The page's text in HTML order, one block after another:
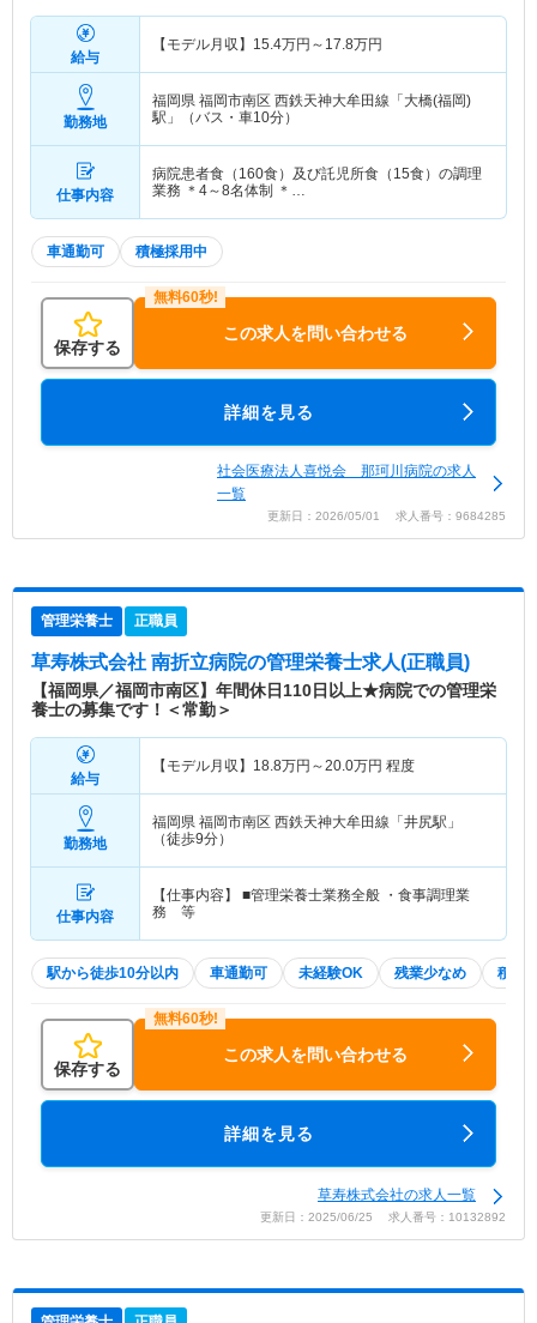
給与
【モデル月収】 15.4万円～ 17.8万円
勤務地
福岡県 福岡市南区 西鉄天神大牟田線「大橋(福岡)
駅」（バス・車10分）
仕事内容
病院患者食（160食）及び託児所食（15食）の調理
業務 ＊4～8名体制 ＊…
車通勤可 積極採用中
保存する
この求人を問い合わせる
詳細を見る
社会医療法人喜悦会 那珂川病院の求人
一覧
更新日：2026/05/01 求人番号：9684285
管理栄養士 正職員
草寿株式会社 南折立病院の管理栄養士求人(正職員)
【福岡県／福岡市南区】年間休日110日以上★病院での管理栄
養士の募集です！＜常勤＞
給与
【モデル月収】 18.8万円～20.0万円 程度
勤務地
福岡県 福岡市南区 西鉄天神大牟田線「井尻駅」
（徒歩9分）
仕事内容
【仕事内容】 ■管理栄養士業務全般 ・食事調理業
務 等
駅から徒歩10分以内 車通勤可 未経験OK 残業少なめ 積極
保存する
この求人を問い合わせる
詳細を見る
草寿株式会社の求人一覧
更新日：2025/06/25 求人番号：10132892